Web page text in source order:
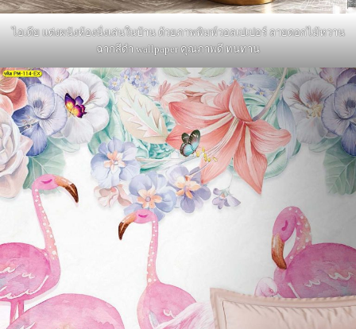
ไอเดีย แต่งผนังห้องนั่งเล่นในบ้าน ด้วยภาพพิมพ์วอลเปเปอร์ ลายดอกไม้หวาน
ฉากสีดำ wallpaper คุณภาพดี ทนทาน